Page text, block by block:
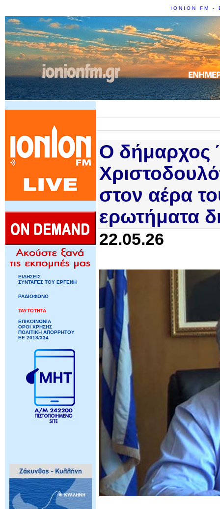
IONION FM -
ΕΙΔΗΣΕΙΣ
ΣΥΝΤΑΓΕΣ ΤΟΥ ΕΡΓΕΝΗ
ΡΑΔΙΟΦΩΝΟ
ΤΑΥΤΟΤΗΤΑ
ΕΠΙΚΟΙΝΩΝΙΑ
ΟΡΟΙ ΧΡΗΣΗΣ
ΠΟΛΙΤΙΚΗ ΑΠΟΡΡΗΤΟΥ
ΕΕ 2018/334
Ο δήμαρχος
στον αέρα
ερωτήματα
22.05.26